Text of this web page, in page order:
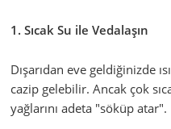
1. Sıcak Su ile Vedalaşın
Dışarıdan eve geldiğinizde
cazip gelebilir. Ancak çok
yağlarını adeta "söküp atar".